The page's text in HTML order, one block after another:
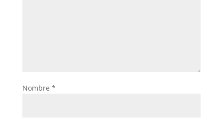
Nombre *